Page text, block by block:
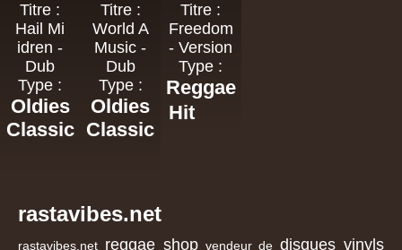
Titre :
Hail Mi
idren -
Dub
Type :
Oldies
Classic
Titre :
World A
Music -
Dub
Type :
Oldies
Classic
Titre :
Freedom
- Version
Type :
Reggae
Hit
rastavibes.net
rastavibes.net reggae shopvendeur dedisques vinyls